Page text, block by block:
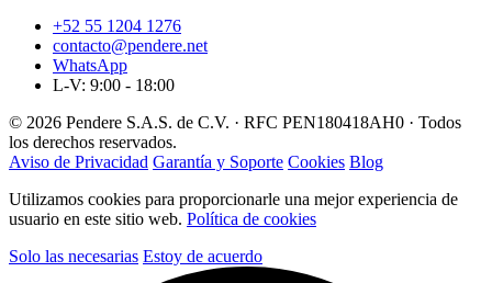
+52 55 1204 1276
contacto@pendere.net
WhatsApp
L-V: 9:00 - 18:00
© 2026 Pendere S.A.S. de C.V. · RFC PEN180418AH0 · Todos
los derechos reservados.
Aviso de Privacidad Garantía y Soporte Cookies Blog
Utilizamos cookies para proporcionarle una mejor experiencia de
usuario en este sitio web. Política de cookies
Solo las necesarias Estoy de acuerdo